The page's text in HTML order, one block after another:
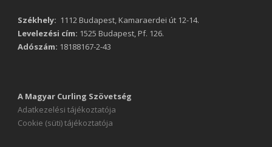
Székhely: 1112 Budapest, Kamaraerdei út 12-14.
Levelezési cím: 1525 Budapest, Pf. 126.
Adószám: 18188167-2-43
A Magyar Curling Szövetség
Adatkezelési tájékoztatója
Cookie (süti) tájékoztatója